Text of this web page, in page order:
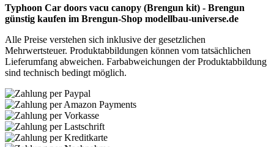
Typhoon Car doors vacu canopy (Brengun kit) - Brengun
günstig kaufen im Brengun-Shop modellbau-universe.de
Alle Preise verstehen sich inklusive der gesetzlichen
Mehrwertsteuer. Produktabbildungen können vom tatsächlichen
Lieferumfang abweichen. Farbabweichungen der Produktabbildung
sind technisch bedingt möglich.